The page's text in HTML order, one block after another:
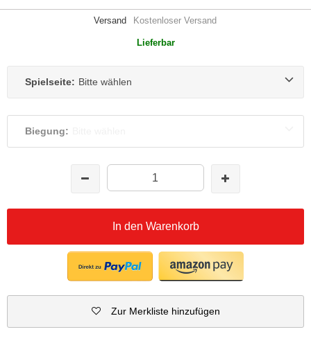
Versand Kostenloser Versand
Lieferbar
Spielseite: Bitte wählen
Biegung:
In den Warenkorb
Zur Merkliste hinzufügen